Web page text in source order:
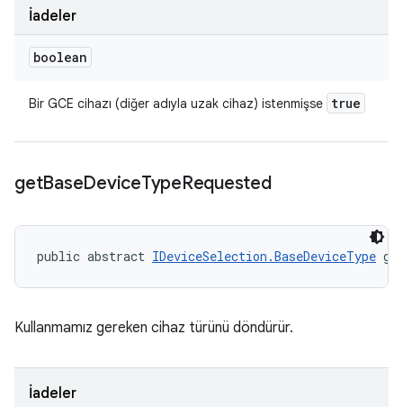
İadeler
boolean
Bir GCE cihazı (diğer adıyla uzak cihaz) istenmişse true
getBaseDeviceTypeRequested
public abstract IDeviceSelection.BaseDeviceType
Kullanmamız gereken cihaz türünü döndürür.
İadeler